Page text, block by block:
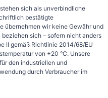
sich als unverbindliche
bestätigte
übernehmen wir keine Gewähr und
sich – sofern nicht anders
II gemäß Richtlinie 2014/68/EU
von +20 °C. Unsere
den industriellen und
durch Verbraucher im